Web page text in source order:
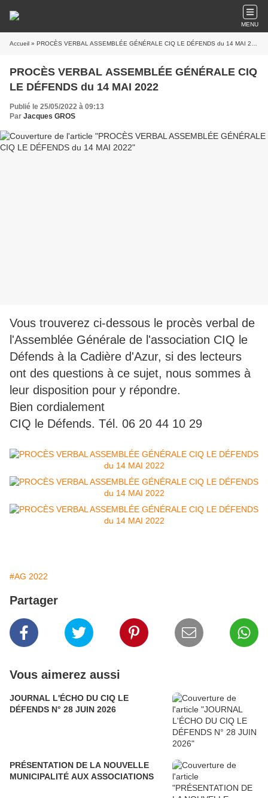
MENU
Accueil » PROCÈS VERBAL ASSEMBLÉE GÉNÉRALE CIQ LE DÉFENDS du 14 MAI 2022
PROCÈS VERBAL ASSEMBLÉE GÉNÉRALE CIQ
LE DÉFENDS du 14 MAI 2022
Publié le 25/05/2022 à 09:13
Par Jacques GROS
Vous trouverez ci-dessous le procès verbal de
l'Assemblée Générale de l'association CIQ le
Défends à la Cadière d'Azur, si des lecteurs
ont des questions à ce sujet, nous sommes à
leur disposition pour y répondre.
Bien cordialement
CIQ le Défends. Tél. 06 20 44 10 29
#AG 2022
Partager
Vous aimerez aussi
JOURNAL L'ÉCHO DU CIQ LE
DÉFENDS N° 28 JUIN 2026
PRÉSENTATION DE LA NOUVELLE
MUNICIPALITÉ AUX ASSOCIATIONS